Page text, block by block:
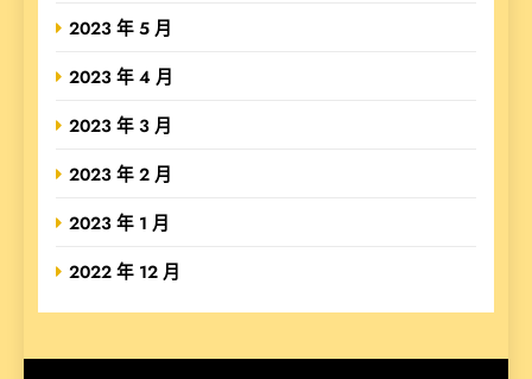
2023 年 5 月
2023 年 4 月
2023 年 3 月
2023 年 2 月
2023 年 1 月
2022 年 12 月